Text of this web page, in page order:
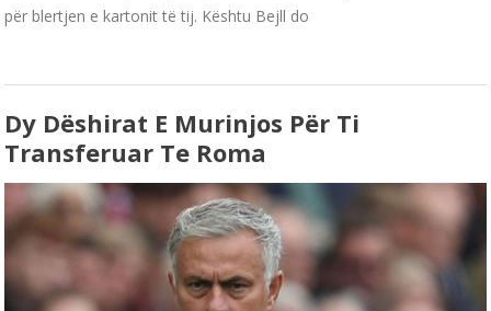
për blertjen e kartonit të tij. Kështu Bejll do
Dy Dëshirat E Murinjos Për Ti
Transferuar Te Roma